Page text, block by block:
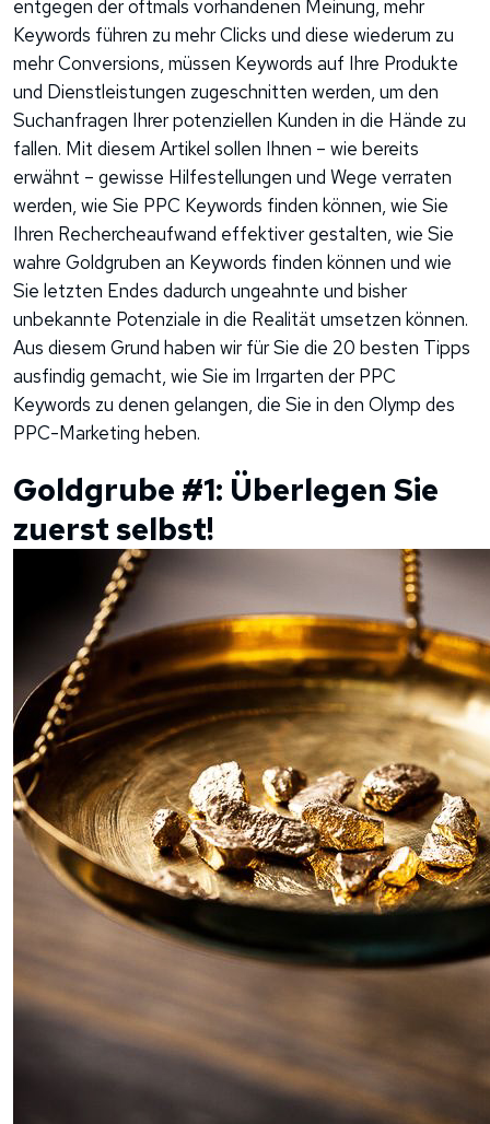
entgegen der oftmals vorhandenen Meinung, mehr
Keywords führen zu mehr Clicks und diese wiederum zu
mehr Conversions, müssen Keywords auf Ihre Produkte
und Dienstleistungen zugeschnitten werden, um den
Suchanfragen Ihrer potenziellen Kunden in die Hände zu
fallen. Mit diesem Artikel sollen Ihnen – wie bereits
erwähnt – gewisse Hilfestellungen und Wege verraten
werden, wie Sie PPC Keywords finden können, wie Sie
Ihren Rechercheaufwand effektiver gestalten, wie Sie
wahre Goldgruben an Keywords finden können und wie
Sie letzten Endes dadurch ungeahnte und bisher
unbekannte Potenziale in die Realität umsetzen können.
Aus diesem Grund haben wir für Sie die 20 besten Tipps
ausfindig gemacht, wie Sie im Irrgarten der PPC
Keywords zu denen gelangen, die Sie in den Olymp des
PPC-Marketing heben.
Goldgrube #1: Überlegen Sie
zuerst selbst!